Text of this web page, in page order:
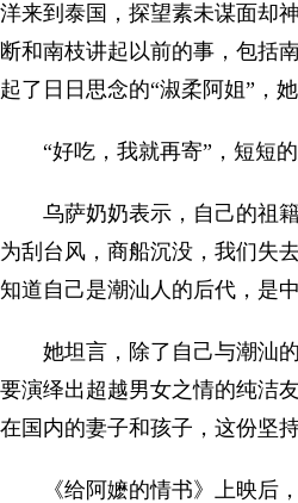
洋来到泰国，探望素未谋面却
断和南枝讲起以前的事，包括
起了日日思念的“淑柔阿姐”，
“好吃，我就再寄”，短短
乌萨奶奶表示，自己的祖
为刮台风，商船沉没，我们失
知道自己是潮汕人的后代，是
她坦言，除了自己与潮汕
要演绎出超越男女之情的纯洁
在国内的妻子和孩子，这份坚
《给阿嬷的情书》上映后